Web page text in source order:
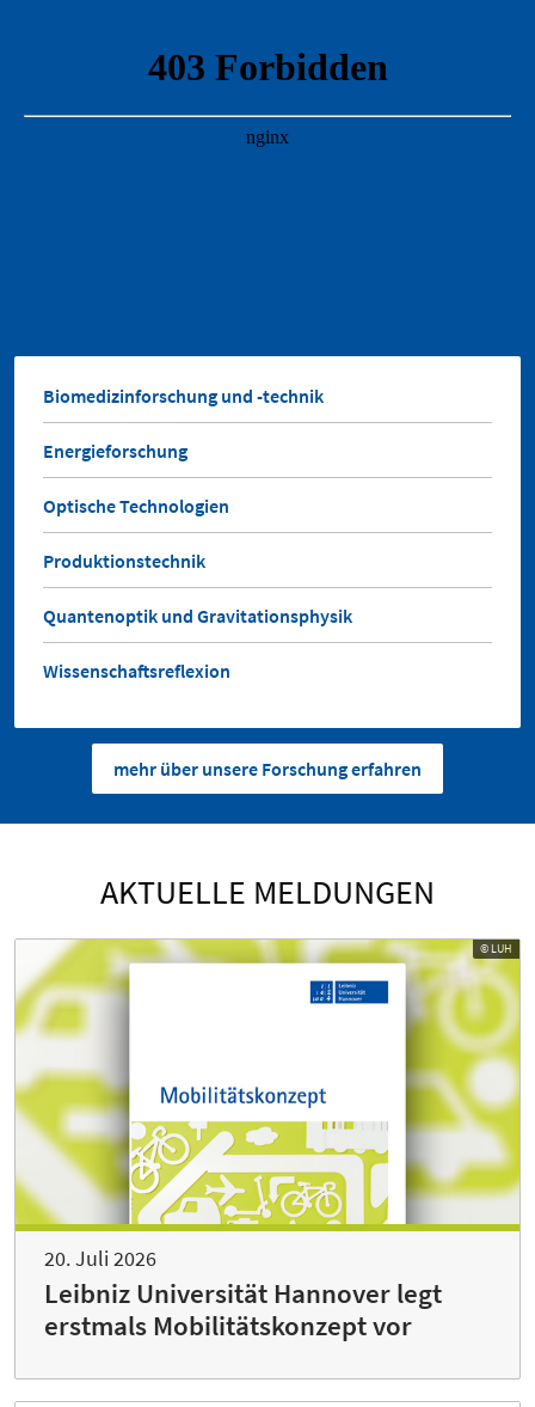
Biomedizinforschung und -technik
Energieforschung
Optische Technologien
Produktionstechnik
Quantenoptik und Gravitationsphysik
Wissenschaftsreflexion
mehr über unsere Forschung erfahren
AKTUELLE MELDUNGEN
© LUH
20. Juli 2026
Leibniz Universität Hannover legt
erstmals Mobilitätskonzept vor